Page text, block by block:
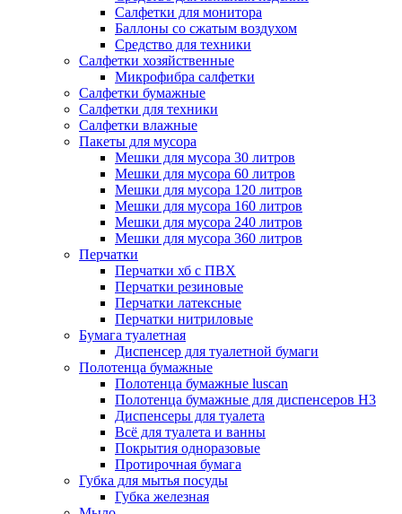
Салфетки для монитора
Баллоны со сжатым воздухом
Средство для техники
Салфетки хозяйственные
Микрофибра салфетки
Салфетки бумажные
Салфетки для техники
Салфетки влажные
Пакеты для мусора
Мешки для мусора 30 литров
Мешки для мусора 60 литров
Мешки для мусора 120 литров
Мешки для мусора 160 литров
Мешки для мусора 240 литров
Мешки для мусора 360 литров
Перчатки
Перчатки хб с ПВХ
Перчатки резиновые
Перчатки латексные
Перчатки нитриловые
Бумага туалетная
Диспенсер для туалетной бумаги
Полотенца бумажные
Полотенца бумажные luscan
Полотенца бумажные для диспенсеров H3
Диспенсеры для туалета
Всё для туалета и ванны
Покрытия одноразовые
Протирочная бумага
Губка для мытья посуды
Губка железная